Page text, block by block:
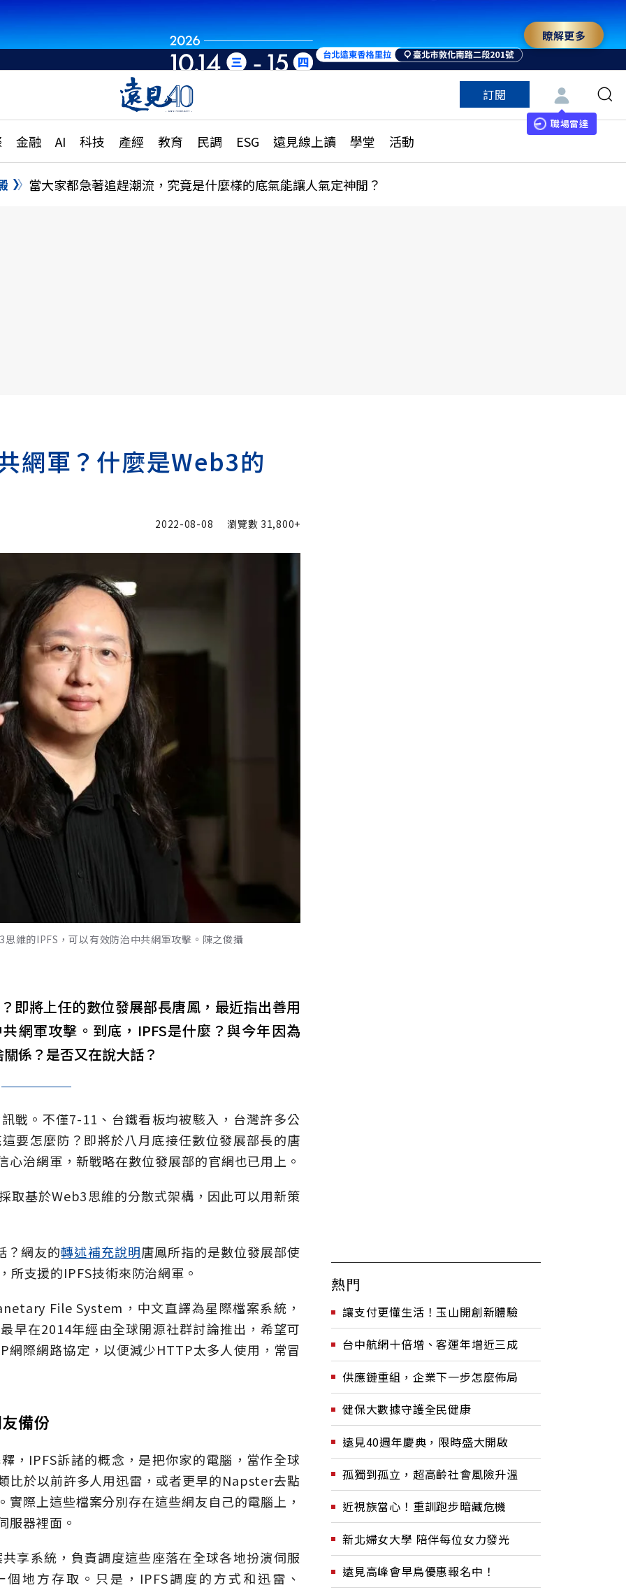
瞭解更多
訂閱
職場雷達
金融 AI 科技 產經 教育 民調 ESG 遠見線上讀 學堂 活動
國際
特輯
大學升學、職涯攻略
縣市施政調查全解析
民調
更多訂閱方案
特色頻道
當大家都急著追趕潮流，究竟是什麼樣的底氣能讓人氣定神閒？
網軍？什麼是Web3的
2022-08-08 瀏覽數 31,800+
維的IPFS，可以有效防治中共網軍攻擊。陳之俊攝
即將上任的數位發展部長唐鳳，最近指出善用
網軍攻擊。到底，IPFS是什麼？與今年因為
係？是否又在說大話？
戰。不僅7-11、台鐵看板均被駭入，台灣許多公
要怎麼防？即將於八月底接任數位發展部長的唐
治網軍，新戰略在數位發展部的官網也已用上。
取基於Web3思維的分散式架構，因此可以用新策
？網友的轉述補充說明唐鳳所指的是數位發展部使
支援的IPFS技術來防治網軍。
File System，中文直譯為星際檔案系統，
早在2014年經由全球開源社群討論推出，希望可
際網路協定，以便減少HTTP太多人使用，常冒
備份
，IPFS訴諸的概念，是把你家的電腦，當作全球
比於以前許多人用迅雷，或者更早的Napster去點
際上這些檔案分別存在這些網友自己的電腦上，
服器裡面。
享系統，負責調度這些座落在全球各地扮演伺服
地方存取。只是，IPFS調度的方式和迅雷、
熱門
讓支付更懂生活！玉山開創新體驗
台中航網十倍增、客運年增近三成
供應鏈重組，企業下一步怎麼佈局
健保大數據守護全民健康
遠見40週年慶典，限時盛大開啟
孤獨到孤立，超高齡社會風險升溫
近視族當心！重訓跑步暗藏危機
新北婦女大學 陪伴每位女力發光
遠見高峰會早鳥優惠報名中！